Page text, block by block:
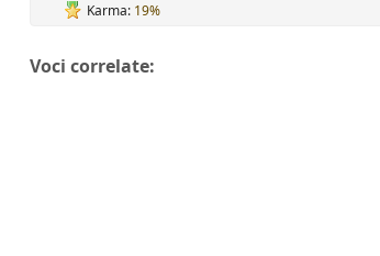
Karma: 19%
Voci correlate: